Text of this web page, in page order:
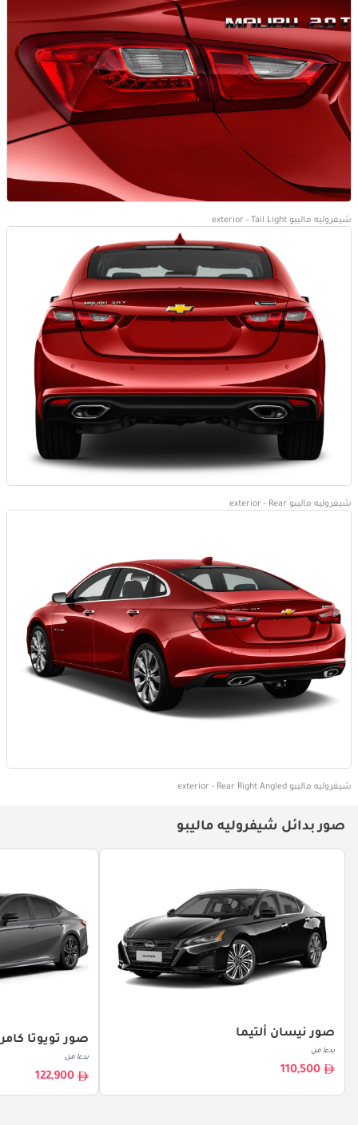
شيفروليه ماليبو exterior - Tail Light
شيفروليه ماليبو exterior - Rear
شيفروليه ماليبو exterior - Rear Right Angled
صور بدائل شيفروليه ماليبو
صور نيسان ألتيما
بدءا من
110,500
صور تويوتا
بدءا من
122,900